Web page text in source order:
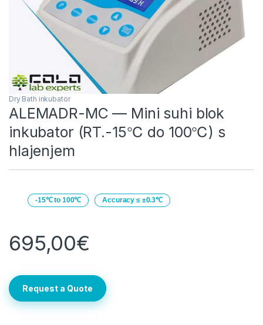
Dry Bath inkubator
ALEMADR-MC — Mini suhi blok
inkubator (RT.-15℃ do 100℃) s
hlajenjem
-15℃ to 100℃ Accuracy ≤ ±0.3℃
695,00€
Request a Quote